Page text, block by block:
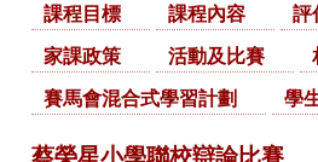
課程目標 課程內容
評
家課政策
活動及比賽
賽馬會混合式學習計劃
學